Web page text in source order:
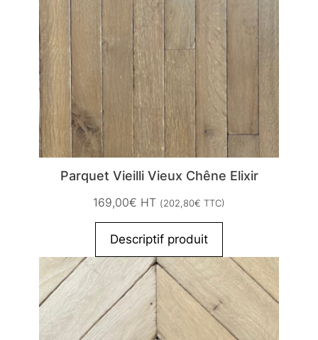
Parquet Vieilli Vieux Chêne Elixir
169,00€ HT (202,80€ TTC)
Descriptif produit